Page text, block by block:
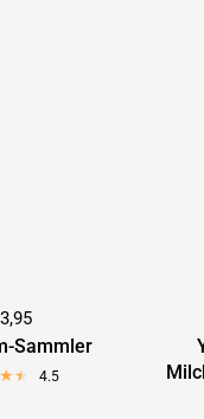
Sammler
4.5